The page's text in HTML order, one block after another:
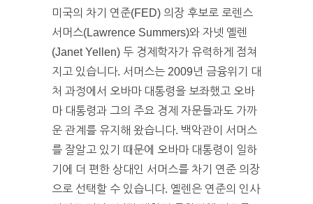
미국의 차기 연준(FED) 의장 후보로 로렌스
서머스(Lawrence Summers)와 자넷 옐렌
(Janet Yellen) 두 경제학자가 유력하게 점쳐
지고 있습니다. 서머스는 2009년 금융위기 대
처 과정에서 오바마 대통령을 보좌했고 오바
마 대통령과 그의 주요 경제 자문들과도 가까
운 관계를 유지해 왔습니다. 백악관이 서머스
를 잘알고 있기 때문에 오바마 대통령이 일하
기에 더 편한 상대인 서머스를 차기 연준 의장
으로 선택할 수 있습니다. 옐렌은 연준의 인사